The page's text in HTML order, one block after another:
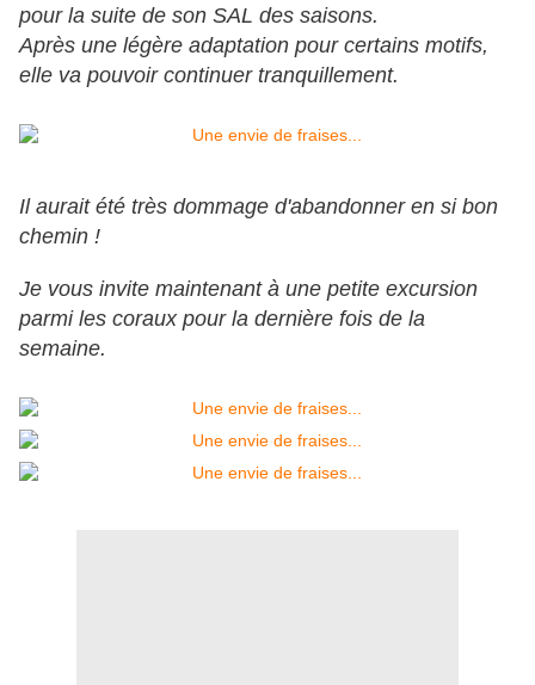
pour la suite de son SAL des saisons.
Après une légère adaptation pour certains motifs,
elle va pouvoir continuer tranquillement.
Il aurait été très dommage d'abandonner en si bon
chemin !
Je vous invite maintenant à une petite excursion
parmi les coraux pour la dernière fois de la
semaine.